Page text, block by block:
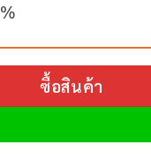
ซื้อสินค้า